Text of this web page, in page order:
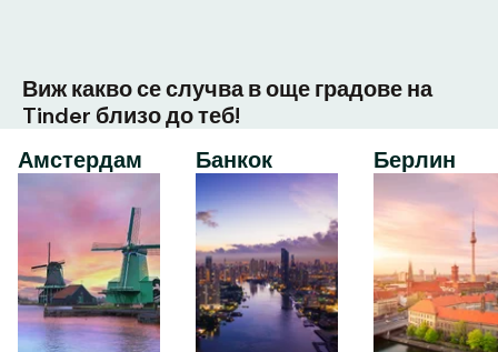
Виж какво се случва в още градове на
Tinder близо до теб!
Амстердам
Банкок Берлин